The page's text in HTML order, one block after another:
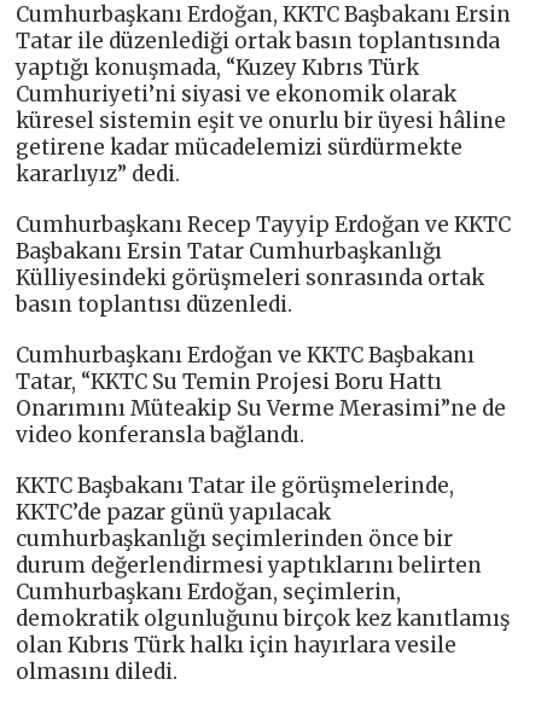
Cumhurbaşkanı Erdoğan, KKTC Başbakanı Ersin
Tatar ile düzenlediği ortak basın toplantısında
yaptığı konuşmada, “Kuzey Kıbrıs Türk
Cumhuriyeti’ni siyasi ve ekonomik olarak
küresel sistemin eşit ve onurlu bir üyesi hâline
getirene kadar mücadelemizi sürdürmekte
kararlıyız” dedi.
Cumhurbaşkanı Recep Tayyip Erdoğan ve KKTC
Başbakanı Ersin Tatar Cumhurbaşkanlığı
Külliyesindeki görüşmeleri sonrasında ortak
basın toplantısı düzenledi.
Cumhurbaşkanı Erdoğan ve KKTC Başbakanı
Tatar, “KKTC Su Temin Projesi Boru Hattı
Onarımını Müteakip Su Verme Merasimi”ne de
video konferansla bağlandı.
KKTC Başbakanı Tatar ile görüşmelerinde,
KKTC’de pazar günü yapılacak
cumhurbaşkanlığı seçimlerinden önce bir
durum değerlendirmesi yaptıklarını belirten
Cumhurbaşkanı Erdoğan, seçimlerin,
demokratik olgunluğunu birçok kez kanıtlamış
olan Kıbrıs Türk halkı için hayırlara vesile
olmasını diledi.